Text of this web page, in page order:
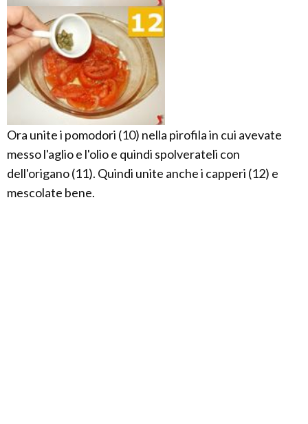
Ora unite i pomodori (10) nella pirofila in cui avevate
messo l'aglio e l'olio e quindi spolverateli con
dell'origano (11). Quindi unite anche i capperi (12) e
mescolate bene.